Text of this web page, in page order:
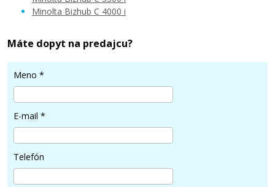
38,90 €
Originálna pásová jednotka Minolta
AAJRR70133
Minolta Bizhub C 4000 i
Máte dopyt na predajcu?
Meno *
E-mail *
Telefón